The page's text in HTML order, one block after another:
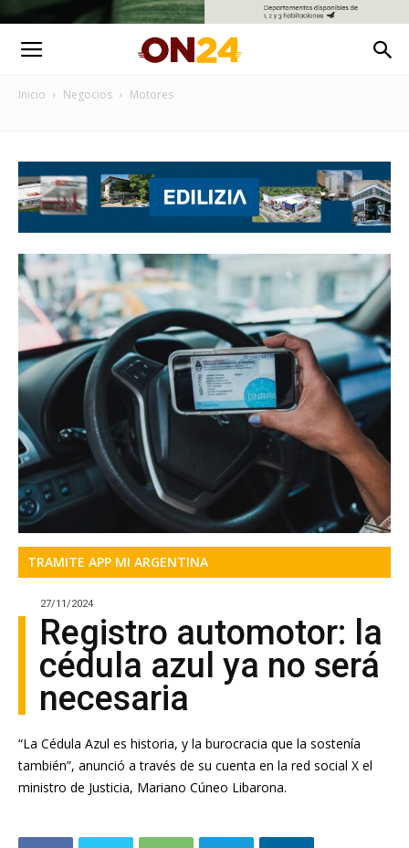
Inicio Negocios Motores
TRAMITE APP MI ARGENTINA
27/11/2024
Registro automotor: la
cédula azul ya no será
necesaria
“La Cédula Azul es historia, y la burocracia que la sostenía
también”, anunció a través de su cuenta en la red social X el
ministro de Justicia, Mariano Cúneo Libarona.